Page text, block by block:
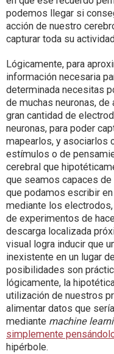
podemos llegar si
acción de nuestro
capturar toda su
Lógicamente, para
información necesaria
determinada necesitas
de muchas neuronas,
gran cantidad de
neuronas, para poder
mapearlos, y asociarlos
estímulos o de
cerebral que
que seamos capaces
que podamos escribir
mediante los
de experimentos de
descarga localizada
visual logra inducir que
inexistente en un lugar
posibilidades son
lógicamente, la
utilización de nuestros
alimentar datos que
mediante machine
simplemente
hipérbole.